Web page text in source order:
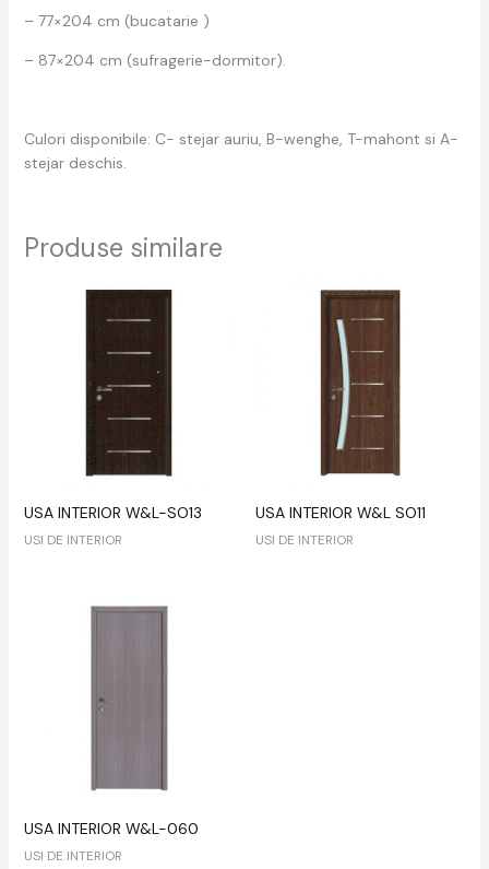
– 77×204 cm (bucatarie )
– 87×204 cm (sufragerie-dormitor).
Culori disponibile: C- stejar auriu, B-wenghe, T-mahont si A-
stejar deschis.
Produse similare
USA INTERIOR W&L-SO13
USI DE INTERIOR
USA INTERIOR W&L SO11
USI DE INTERIOR
USA INTERIOR W&L-060
USI DE INTERIOR